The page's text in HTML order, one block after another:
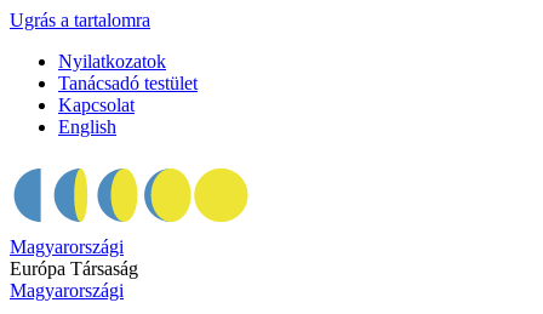
Ugrás a tartalomra
Nyilatkozatok
Tanácsadó testület
Kapcsolat
English
Magyarországi
Európa Társaság
Magyarországi